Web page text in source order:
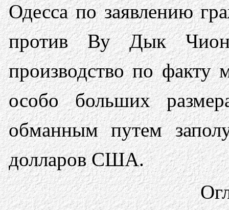
Одесса по заявлению
против Ву Дык
производство по факту
особо больших
обманным путем
долларов США.